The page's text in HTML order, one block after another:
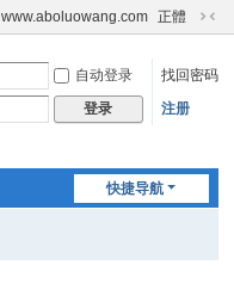
www.aboluowang.com 正體
切
到
自动登录
找回密码
登录 注册
快捷导航